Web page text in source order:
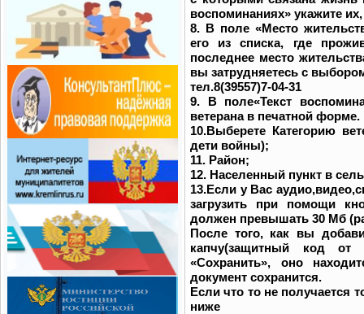
воспоминаниях» укажите
8. В поле «Место
его из списка, где
последнее место
вы затрудняетесь с
тел.8(39557)7-04-31
9. В поле«Текст
ветерана в печатной форме.
10.Выберете Категорию
дети войны);
11. Район;
12. Населенный пункт в
13.Если у Вас
загрузить при помощи
должен превышать 30 Мб
После того, как вы
капчу(защитный код от
«Сохранить», оно
документ сохранится.
Если что то не получается
ниже